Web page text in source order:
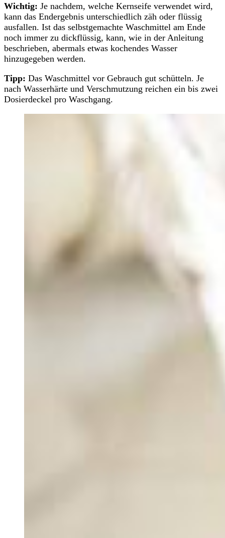
Wichtig: Je nachdem, welche Kernseife verwendet wird,
kann das Endergebnis unterschiedlich zäh oder flüssig
ausfallen. Ist das selbstgemachte Waschmittel am Ende
noch immer zu dickflüssig, kann, wie in der Anleitung
beschrieben, abermals etwas kochendes Wasser
hinzugegeben werden.
Tipp: Das Waschmittel vor Gebrauch gut schütteln. Je
nach Wasserhärte und Verschmutzung reichen ein bis zwei
Dosierdeckel pro Waschgang.